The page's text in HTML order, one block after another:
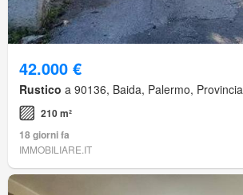
42.000 €
Rustico a 90136, Baida, Palermo,
210 m²
18 giorni fa
IMMOBILIARE.IT